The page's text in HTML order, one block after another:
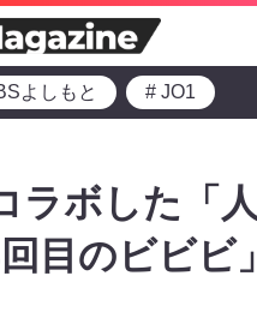
よしもと # JO1
ラボした「
目のビビビ